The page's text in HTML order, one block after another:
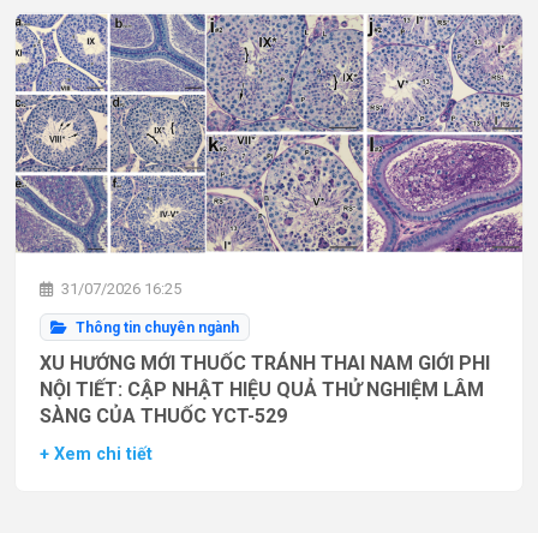
31/07/2026 16:25
Thông tin chuyên ngành
XU HƯỚNG MỚI THUỐC TRÁNH THAI NAM GIỚI PHI
NỘI TIẾT: CẬP NHẬT HIỆU QUẢ THỬ NGHIỆM LÂM
SÀNG CỦA THUỐC YCT-529
+ Xem chi tiết